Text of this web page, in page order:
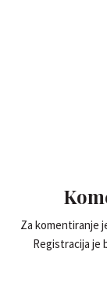
Za komentiranje
Registracija je